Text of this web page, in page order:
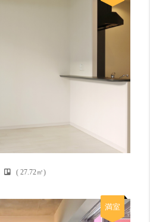
( 27.72㎡)
満室